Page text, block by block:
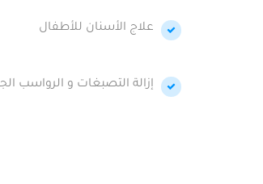
علاج الأسنان للأطفال
إزالة التصبغات و الرواسب